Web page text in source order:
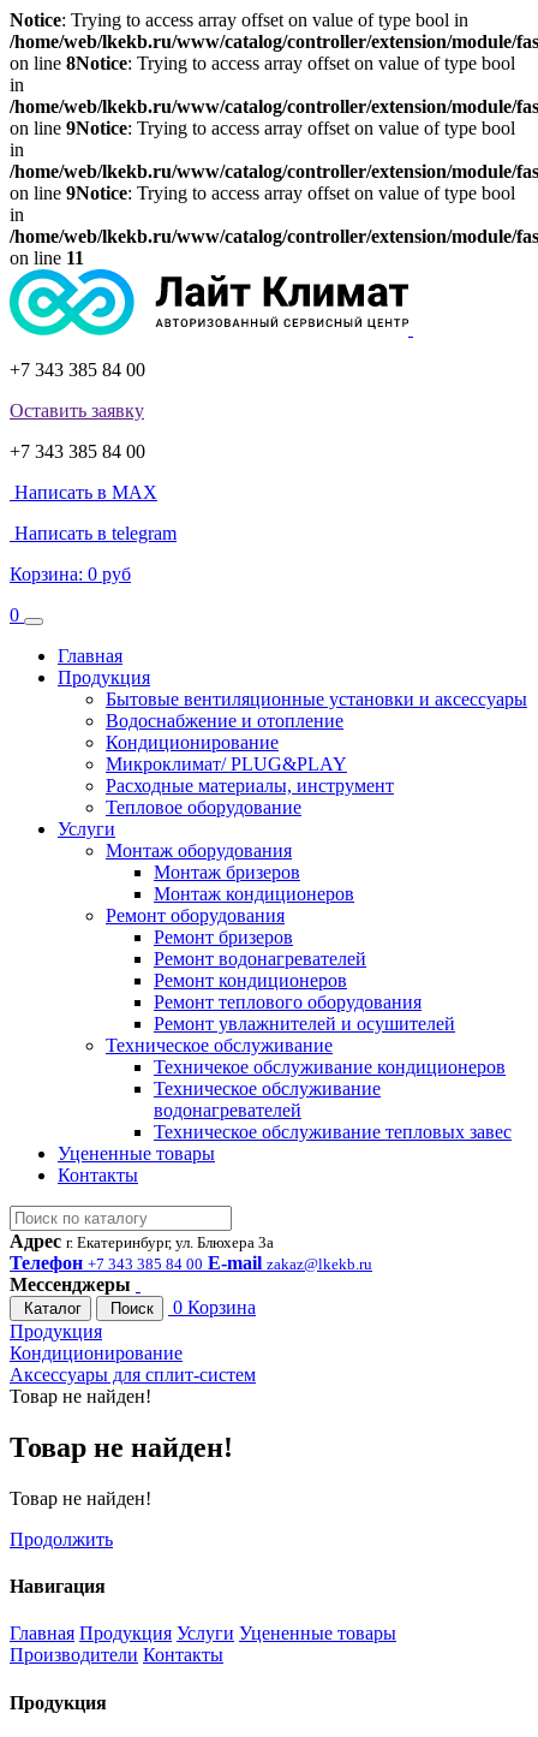
Notice: Trying to access array offset on value of type bool in
/home/web/lkekb.ru/www/catalog/controller/extension/module/
on line 8Notice: Trying to access array offset on value of type bool
in
/home/web/lkekb.ru/www/catalog/controller/extension/module/
on line 9Notice: Trying to access array offset on value of type bool
in
/home/web/lkekb.ru/www/catalog/controller/extension/module/
on line 9Notice: Trying to access array offset on value of type bool
in
/home/web/lkekb.ru/www/catalog/controller/extension/module/
on line 11
+7 343 385 84 00
Оставить заявку
+7 343 385 84 00
Написать в MAX
Написать в telegram
Корзина: 0 руб
0
Главная
Продукция
Бытовые вентиляционные установки и аксессуары
Водоснабжение и отопление
Кондиционирование
Микроклимат/ PLUG&PLAY
Расходные материалы, инструмент
Тепловое оборудование
Услуги
Монтаж оборудования
Монтаж бризеров
Монтаж кондиционеров
Ремонт оборудования
Ремонт бризеров
Ремонт водонагревателей
Ремонт кондиционеров
Ремонт теплового оборудования
Ремонт увлажнителей и осушителей
Техническое обслуживание
Техничекое обслуживание кондиционеров
Техническое обслуживание
водонагревателей
Техническое обслуживание тепловых завес
Уцененные товары
Контакты
Адрес г. Екатеринбург, ул. Блюхера 3а
Телефон +7 343 385 84 00 E-mail zakaz@lkekb.ru
Мессенджеры
Каталог Поиск 0 Корзина
Продукция
Кондиционирование
Аксессуары для сплит-систем
Товар не найден!
Товар не найден!
Товар не найден!
Продолжить
Навигация
Главная Продукция Услуги Уцененные товары
Производители Контакты
Продукция